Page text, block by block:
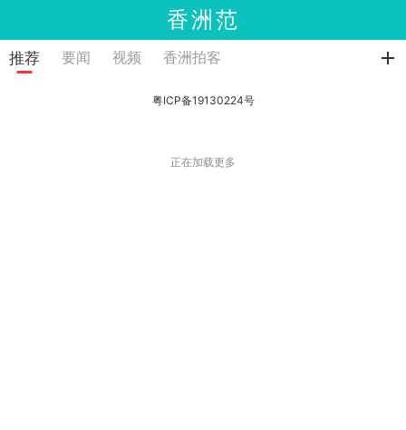
香洲范
推荐 要闻 视频 香洲拍客
松开刷新
粤ICP备19130224号
正在加载更多